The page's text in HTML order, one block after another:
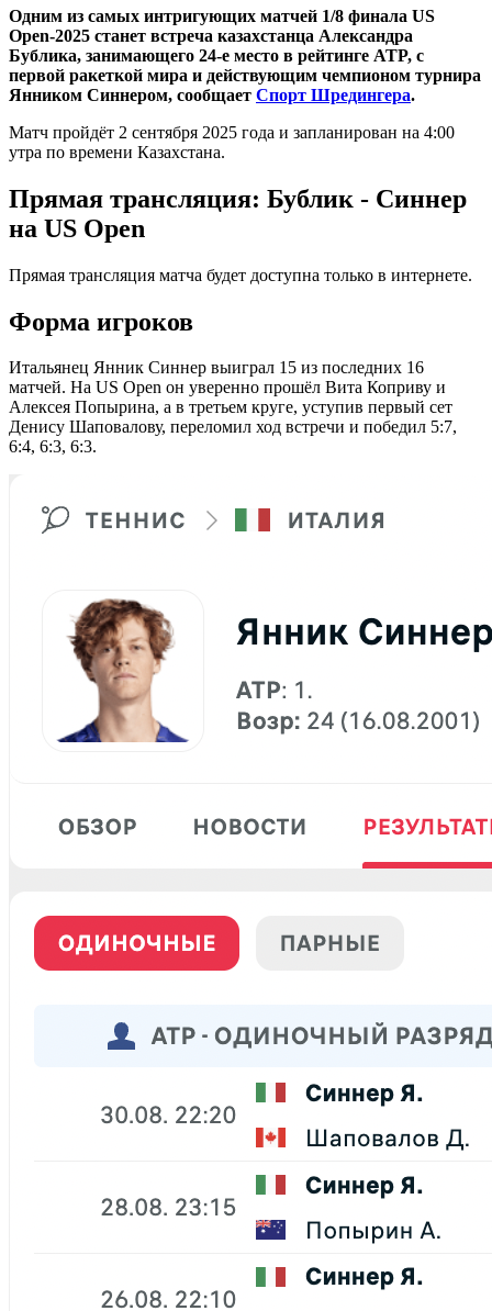
Одним из самых интригующих матчей 1/8 финала US
Open-2025 станет встреча казахстанца Александра
Бублика, занимающего 24-е место в рейтинге ATP, с
первой ракеткой мира и действующим чемпионом турнира
Янником Синнером, сообщает Спорт Шредингера.
Матч пройдёт 2 сентября 2025 года и запланирован на 4:00
утра по времени Казахстана.
Прямая трансляция: Бублик - Синнер
на US Open
Прямая трансляция матча будет доступна только в интернете.
Форма игроков
Итальянец Янник Синнер выиграл 15 из последних 16
матчей. На US Open он уверенно прошёл Вита Коприву и
Алексея Попырина, а в третьем круге, уступив первый сет
Денису Шаповалову, переломил ход встречи и победил 5:7,
6:4, 6:3, 6:3.